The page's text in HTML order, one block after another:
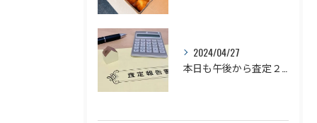
2024/04/27
本日も午後から査定２件行ってきます！